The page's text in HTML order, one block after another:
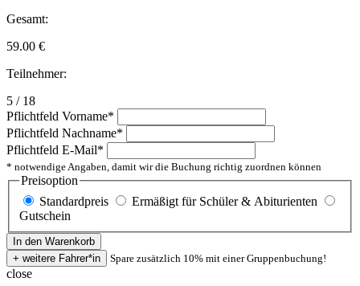
Gesamt:
59.00 €
Teilnehmer:
5 / 18
Pflichtfeld Vorname*
Pflichtfeld Nachname*
Pflichtfeld E-Mail*
* notwendige Angaben, damit wir die Buchung richtig zuordnen können
Preisoption
Standardpreis
Ermäßigt für Schüler & Abiturienten
Gutschein
Spare zusätzlich 10% mit einer Gruppenbuchung!
close